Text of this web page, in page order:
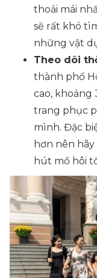
thoải mái
sẽ rất khó
những vật
Theo dõi
thành phố
cao, khoảng
trang phục
mình. Đặc
hơn nên
hút mồ hôi